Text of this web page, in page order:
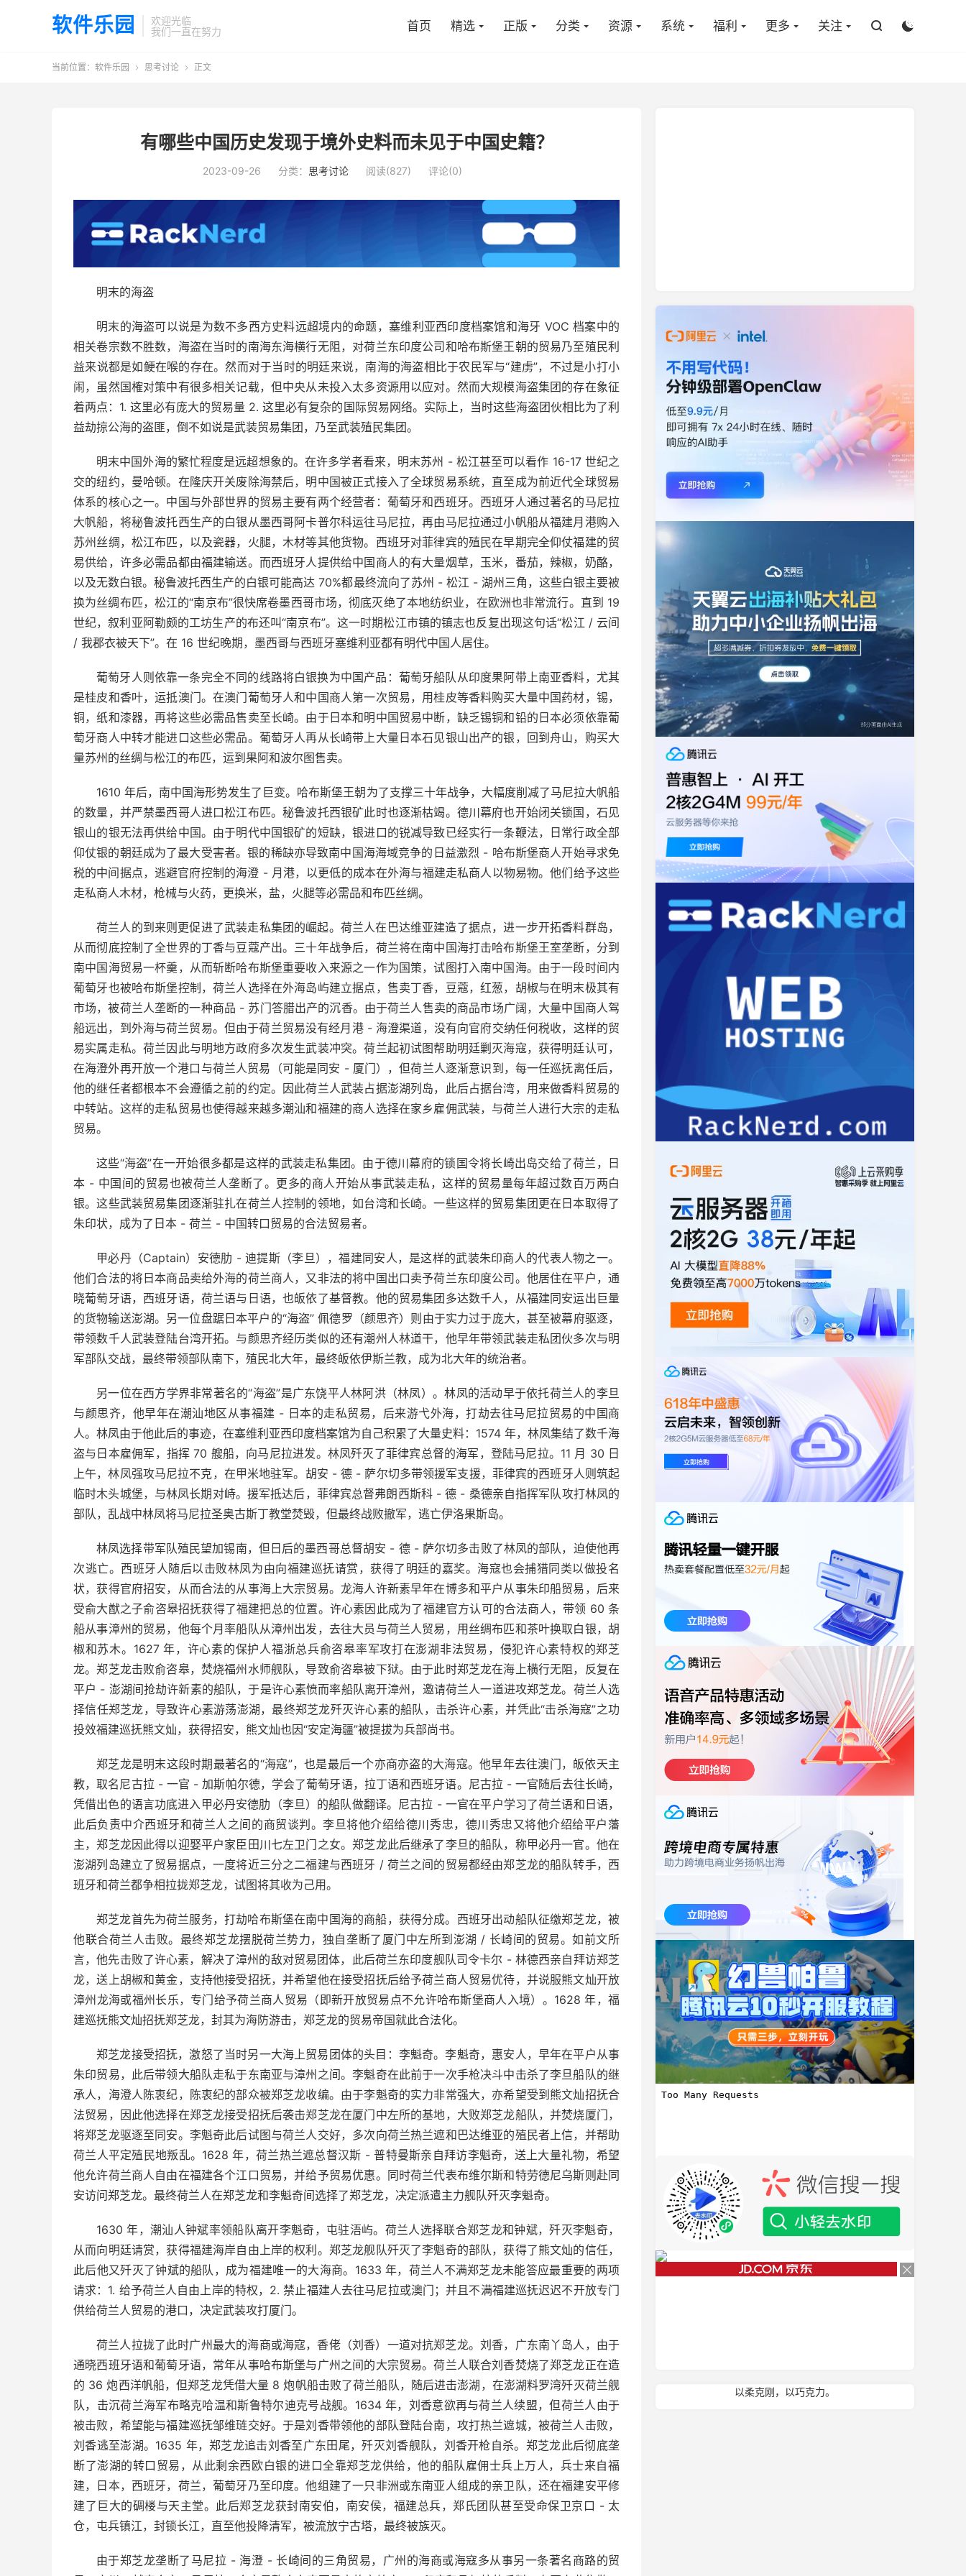
软件乐园
欢迎光临
我们一直在努力
首页 精选 正版 分类 资源 系统 福利 更多 关注  
当前位置： 软件乐园  思考讨论  正文
有哪些中国历史发现于境外史料而未见于中国史籍？
2023-09-26 分类： 思考讨论 阅读(827) 评论(0)
明末的海盗
明末的海盗可以说是为数不多西方史料远超境内的命题，塞维利亚西印度档案馆和海牙 VOC 档案中的
相关卷宗数不胜数，海盗在当时的南海东海横行无阻，对荷兰东印度公司和哈布斯堡王朝的贸易乃至殖民利
益来说都是如鲠在喉的存在。然而对于当时的明廷来说，南海的海盗相比于农民军与“建虏”，不过是小打小
闹，虽然国榷对策中有很多相关记载，但中央从未投入太多资源用以应对。然而大规模海盗集团的存在象征
着两点：1. 这里必有庞大的贸易量 2. 这里必有复杂的国际贸易网络。实际上，当时这些海盗团伙相比为了利
益劫掠公海的盗匪，倒不如说是武装贸易集团，乃至武装殖民集团。
明末中国外海的繁忙程度是远超想象的。在许多学者看来，明末苏州 - 松江甚至可以看作 16-17 世纪之
交的纽约，曼哈顿。在隆庆开关废除海禁后，明中国被正式接入了全球贸易系统，直至成为前近代全球贸易
体系的核心之一。中国与外部世界的贸易主要有两个经营者：葡萄牙和西班牙。西班牙人通过著名的马尼拉
大帆船，将秘鲁波托西生产的白银从墨西哥阿卡普尔科运往马尼拉，再由马尼拉通过小帆船从福建月港购入
苏州丝绸，松江布匹，以及瓷器，火腿，木材等其他货物。西班牙对菲律宾的殖民在早期完全仰仗福建的贸
易供给，许多必需品都由福建输送。而西班牙人提供给中国商人的有大量烟草，玉米，番茄，辣椒，奶酪，
以及无数白银。秘鲁波托西生产的白银可能高达 70%都最终流向了苏州 - 松江 - 湖州三角，这些白银主要被
换为丝绸布匹，松江的“南京布”很快席卷墨西哥市场，彻底灭绝了本地纺织业，在欧洲也非常流行。直到 19
世纪，叙利亚阿勒颇的工坊生产的布还叫“南京布”。这一时期松江市镇的镇志也反复出现这句话“松江 / 云间
/ 我郡衣被天下”。在 16 世纪晚期，墨西哥与西班牙塞维利亚都有明代中国人居住。
葡萄牙人则依靠一条完全不同的线路将白银换为中国产品：葡萄牙船队从印度果阿带上南亚香料，尤其
是桂皮和香叶，运抵澳门。在澳门葡萄牙人和中国商人第一次贸易，用桂皮等香料购买大量中国药材，锡，
铜，纸和漆器，再将这些必需品售卖至长崎。由于日本和明中国贸易中断，缺乏锡铜和铅的日本必须依靠葡
萄牙商人中转才能进口这些必需品。葡萄牙人再从长崎带上大量日本石见银山出产的银，回到舟山，购买大
量苏州的丝绸与松江的布匹，运到果阿和波尔图售卖。
1610 年后，南中国海形势发生了巨变。哈布斯堡王朝为了支撑三十年战争，大幅度削减了马尼拉大帆船
的数量，并严禁墨西哥人进口松江布匹。秘鲁波托西银矿此时也逐渐枯竭。德川幕府也开始闭关锁国，石见
银山的银无法再供给中国。由于明代中国银矿的短缺，银进口的锐减导致已经实行一条鞭法，日常行政全部
仰仗银的朝廷成为了最大受害者。银的稀缺亦导致南中国海海域竞争的日益激烈 - 哈布斯堡商人开始寻求免
税的中间据点，逃避官府控制的海澄 - 月港，以更低的成本在外海与福建走私商人以物易物。他们给予这些
走私商人木材，枪械与火药，更换米，盐，火腿等必需品和布匹丝绸。
荷兰人的到来则更促进了武装走私集团的崛起。荷兰人在巴达维亚建造了据点，进一步开拓香料群岛，
从而彻底控制了全世界的丁香与豆蔻产出。三十年战争后，荷兰将在南中国海打击哈布斯堡王室垄断，分到
南中国海贸易一杯羹，从而斩断哈布斯堡重要收入来源之一作为国策，试图打入南中国海。由于一段时间内
葡萄牙也被哈布斯堡控制，荷兰人选择在外海岛屿建立据点，售卖丁香，豆蔻，红葱，胡椒与在明末极其有
市场，被荷兰人垄断的一种商品 - 苏门答腊出产的沉香。由于荷兰人售卖的商品市场广阔，大量中国商人驾
船远出，到外海与荷兰贸易。但由于荷兰贸易没有经月港 - 海澄渠道，没有向官府交纳任何税收，这样的贸
易实属走私。荷兰因此与明地方政府多次发生武装冲突。荷兰起初试图帮助明廷剿灭海寇，获得明廷认可，
在海澄外再开放一个港口与荷兰人贸易（可能是同安 - 厦门），但荷兰人逐渐意识到，每一任巡抚离任后，
他的继任者都根本不会遵循之前的约定。因此荷兰人武装占据澎湖列岛，此后占据台湾，用来做香料贸易的
中转站。这样的走私贸易也使得越来越多潮汕和福建的商人选择在家乡雇佣武装，与荷兰人进行大宗的走私
贸易。
这些“海盗”在一开始很多都是这样的武装走私集团。由于德川幕府的锁国令将长崎出岛交给了荷兰，日
本 - 中国间的贸易也被荷兰人垄断了。更多的商人开始从事武装走私，这样的贸易量每年超过数百万两白
银。这些武装贸易集团逐渐驻扎在荷兰人控制的领地，如台湾和长崎。一些这样的贸易集团更在日本取得了
朱印状，成为了日本 - 荷兰 - 中国转口贸易的合法贸易者。
甲必丹（Captain）安德肋 - 迪提斯（李旦），福建同安人，是这样的武装朱印商人的代表人物之一。
他们合法的将日本商品卖给外海的荷兰商人，又非法的将中国出口卖予荷兰东印度公司。他居住在平户，通
晓葡萄牙语，西班牙语，荷兰语与日语，也皈依了基督教。他的贸易集团多达数千人，从福建同安运出巨量
的货物输送澎湖。另一位盘踞日本平户的“海盗” 佩德罗（颜思齐）则由于实力过于庞大，甚至被幕府驱逐，
带领数千人武装登陆台湾开拓。与颜思齐经历类似的还有潮州人林道干，他早年带领武装走私团伙多次与明
军部队交战，最终带领部队南下，殖民北大年，最终皈依伊斯兰教，成为北大年的统治者。
另一位在西方学界非常著名的“海盗”是广东饶平人林阿洪（林凤）。林凤的活动早于依托荷兰人的李旦
与颜思齐，他早年在潮汕地区从事福建 - 日本的走私贸易，后来游弋外海，打劫去往马尼拉贸易的中国商
人。林凤由于他此后的事迹，在塞维利亚西印度档案馆为自己积累了大量史料：1574 年，林凤集结了数千海
盗与日本雇佣军，指挥 70 艘船，向马尼拉进发。林凤歼灭了菲律宾总督的海军，登陆马尼拉。11 月 30 日
上午，林凤强攻马尼拉不克，在甲米地驻军。胡安 - 德 - 萨尔切多带领援军支援，菲律宾的西班牙人则筑起
临时木头城堡，与林凤长期对峙。援军抵达后，菲律宾总督弗朗西斯科 - 德 - 桑德亲自指挥军队攻打林凤的
部队，乱战中林凤将马尼拉圣奥古斯丁教堂焚毁，但最终战败撤军，逃亡伊洛果斯岛。
林凤选择带军队殖民望加锡南，但日后的墨西哥总督胡安 - 德 - 萨尔切多击败了林凤的部队，迫使他再
次逃亡。西班牙人随后以击败林凤为由向福建巡抚请赏，获得了明廷的嘉奖。海寇也会捕猎同类以做投名
状，获得官府招安，从而合法的从事海上大宗贸易。龙海人许新素早年在博多和平户从事朱印船贸易，后来
受俞大猷之子俞咨皋招抚获得了福建把总的位置。许心素因此成为了福建官方认可的合法商人，带领 60 条
船从事漳州的贸易，他每个月率船队从漳州出发，去往大员与荷兰人贸易，用丝绸布匹和茶叶换取白银，胡
椒和苏木。1627 年，许心素的保护人福浙总兵俞咨皋率军攻打在澎湖非法贸易，侵犯许心素特权的郑芝
龙。郑芝龙击败俞咨皋，焚烧福州水师舰队，导致俞咨皋被下狱。由于此时郑芝龙在海上横行无阻，反复在
平户 - 澎湖间抢劫许新素的船队，于是许心素愤而率船队离开漳州，邀请荷兰人一道进攻郑芝龙。荷兰人选
择信任郑芝龙，导致许心素游荡澎湖，最终郑芝龙歼灭许心素的船队，击杀许心素，并凭此“击杀海寇”之功
投效福建巡抚熊文灿，获得招安，熊文灿也因“安定海疆”被提拔为兵部尚书。
郑芝龙是明末这段时期最著名的“海寇”，也是最后一个亦商亦盗的大海寇。他早年去往澳门，皈依天主
教，取名尼古拉 - 一官 - 加斯帕尔德，学会了葡萄牙语，拉丁语和西班牙语。尼古拉 - 一官随后去往长崎，
凭借出色的语言功底进入甲必丹安德肋（李旦）的船队做翻译。尼古拉 - 一官在平户学习了荷兰语和日语，
此后负责中介西班牙和荷兰人之间的商贸谈判。李旦将他介绍给德川秀忠，德川秀忠又将他介绍给平户藩
主，郑芝龙因此得以迎娶平户家臣田川七左卫门之女。郑芝龙此后继承了李旦的船队，称甲必丹一官。他在
澎湖列岛建立了贸易据点，一度将近三分之二福建与西班牙 / 荷兰之间的贸易都经由郑芝龙的船队转手，西
班牙和荷兰都争相拉拢郑芝龙，试图将其收为己用。
郑芝龙首先为荷兰服务，打劫哈布斯堡在南中国海的商船，获得分成。西班牙出动船队征缴郑芝龙，被
他联合荷兰人击败。最终郑芝龙摆脱荷兰势力，独自垄断了厦门中左所到澎湖 / 长崎间的贸易。如前文所
言，他先击败了许心素，解决了漳州的敌对贸易团体，此后荷兰东印度舰队司令卡尔 - 林德西亲自拜访郑芝
龙，送上胡椒和黄金，支持他接受招抚，并希望他在接受招抚后给予荷兰商人贸易优待，并说服熊文灿开放
漳州龙海或福州长乐，专门给予荷兰商人贸易（即新开放贸易点不允许哈布斯堡商人入境）。1628 年，福
建巡抚熊文灿招抚郑芝龙，封其为海防游击，郑芝龙的贸易帝国就此合法化。
郑芝龙接受招抚，激怒了当时另一大海上贸易团体的头目：李魁奇。李魁奇，惠安人，早年在平户从事
朱印贸易，此后带领大船队走私于东南亚与漳州之间。李魁奇在此前于一次手枪决斗中击杀了李旦船队的继
承人，海澄人陈衷纪，陈衷纪的部众被郑芝龙收编。由于李魁奇的实力非常强大，亦希望受到熊文灿招抚合
法贸易，因此他选择在郑芝龙接受招抚后袭击郑芝龙在厦门中左所的基地，大败郑芝龙船队，并焚烧厦门，
将郑芝龙驱逐至同安。李魁奇此后试图与荷兰人交好，多次向荷兰热兰遮和巴达维亚的殖民者上信，并帮助
荷兰人平定殖民地叛乱。1628 年，荷兰热兰遮总督汉斯 - 普特曼斯亲自拜访李魁奇，送上大量礼物，希望
他允许荷兰商人自由在福建各个江口贸易，并给予贸易优惠。同时荷兰代表布维尔斯和特劳德尼乌斯则赴同
安访问郑芝龙。最终荷兰人在郑芝龙和李魁奇间选择了郑芝龙，决定派遣主力舰队歼灭李魁奇。
1630 年，潮汕人钟斌率领船队离开李魁奇，屯驻浯屿。荷兰人选择联合郑芝龙和钟斌，歼灭李魁奇，
从而向明廷请赏，获得福建海岸自由上岸的权利。郑芝龙舰队歼灭了李魁奇的部队，获得了熊文灿的信任，
此后他又歼灭了钟斌的船队，成为福建唯一的大海商。1633 年，荷兰人不满郑芝龙未能答应最重要的两项
请求：1. 给予荷兰人自由上岸的特权，2. 禁止福建人去往马尼拉或澳门；并且不满福建巡抚迟迟不开放专门
供给荷兰人贸易的港口，决定武装攻打厦门。
荷兰人拉拢了此时广州最大的海商或海寇，香佬（刘香）一道对抗郑芝龙。刘香，广东南丫岛人，由于
通晓西班牙语和葡萄牙语，常年从事哈布斯堡与广州之间的大宗贸易。荷兰人联合刘香焚烧了郑芝龙正在造
的 36 炮西洋帆船，但郑芝龙凭借大量 8 炮帆船击败了荷兰船队，随后进击澎湖，在澎湖料罗湾歼灭荷兰舰
队，击沉荷兰海军布略克哈温和斯鲁特尔迪克号战舰。1634 年，刘香意欲再与荷兰人续盟，但荷兰人由于
被击败，希望能与福建巡抚邹维琏交好。于是刘香带领他的部队登陆台南，攻打热兰遮城，被荷兰人击败，
刘香逃至澎湖。1635 年，郑芝龙追击刘香至广东田尾，歼灭刘香舰队，刘香开枪自杀。郑芝龙此后彻底垄
断了澎湖的转口贸易，从此剩余西欧白银的进口全靠郑芝龙供给，他的船队雇佣士兵上万人，兵士来自福
建，日本，西班牙，荷兰，葡萄牙乃至印度。他组建了一只非洲或东南亚人组成的亲卫队，还在福建安平修
建了巨大的碉楼与天主堂。此后郑芝龙获封南安伯，南安侯，福建总兵，郑氏团队甚至受命保卫京口 - 太
仓，屯兵镇江，封锁长江，直至他投降清军，被流放宁古塔，最终被族灭。
由于郑芝龙垄断了马尼拉 - 海澄 - 长崎间的三角贸易，广州的海商或海寇多从事另一条著名商路的贸
以柔克刚，以巧克力。